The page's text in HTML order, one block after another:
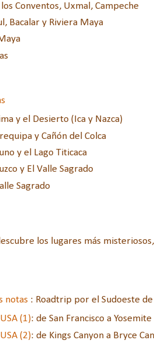
Conventos, Uxmal, Campeche
Bacalar y Riviera Maya
y el Desierto (Ica y Nazca)
y Cañón del Colca
y el Lago Titicaca
y El Valle Sagrado
Sagrado
los lugares más
notas : Roadtrip por el Sudoeste
(1): de San Francisco a Yosemite
(2): de Kings Canyon a Bryce